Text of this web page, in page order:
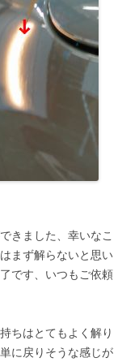
きました、幸いなこ
まず解らないと思い
です、いつもご依頼
ちはとてもよく解り
に戻りそうな感じが